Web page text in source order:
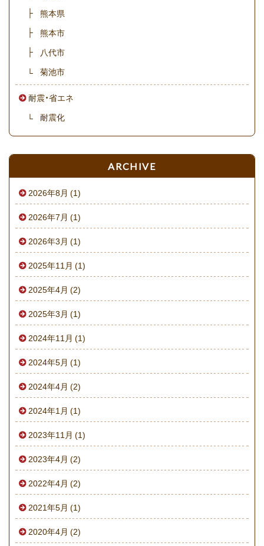
熊本県
熊本市
八代市
菊池市
耐震・省エネ
耐震化
ARCHIVE
2026年8月 (1)
2026年7月 (1)
2026年3月 (1)
2025年11月 (1)
2025年4月 (2)
2025年3月 (1)
2024年11月 (1)
2024年5月 (1)
2024年4月 (2)
2024年1月 (1)
2023年11月 (1)
2023年4月 (2)
2022年4月 (2)
2021年5月 (1)
2020年4月 (2)